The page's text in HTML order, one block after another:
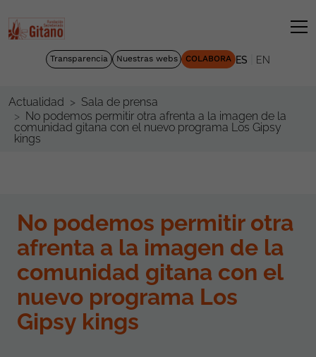
Transparencia Nuestras webs COLABORA ES EN
Actualidad
Sala de prensa
No podemos permitir otra afrenta a la imagen de la
comunidad gitana con el nuevo programa Los Gipsy
kings
No podemos permitir otra
afrenta a la imagen de la
comunidad gitana con el
nuevo programa Los
Gipsy kings